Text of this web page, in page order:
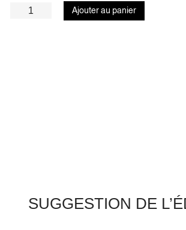
Ajouter au panier
SUGGESTION DE